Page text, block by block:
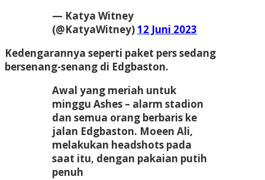
— Katya Witney
(@KatyaWitney)12 Juni 2023
Kedengarannya seperti paket pers sedang
bersenang-senang di Edgbaston.
Awal yang meriah untuk
minggu Ashes – alarm stadion
dan semua orang berbaris ke
jalan Edgbaston. Moeen Ali,
melakukan headshots pada
saat itu, dengan pakaian putih
penuh